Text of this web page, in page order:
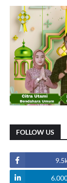
FOLLOW US